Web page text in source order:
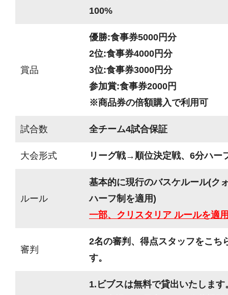
100%
賞品
優勝:食事券5000円分
2位:食事券4000円分
3位:食事券3000円分
参加賞:食事券2000円
※商品券の倍額購入で利用可
試合数 全チーム4試合保証
大会形式 リーグ戦→順位決定戦、6分ハー
ルール
基本的に現行のバスケルール(ク
ハーフ制を適用)
一部、クリスタリア ルールを適
審判
2名の審判、得点スタッフをこち
す。
1.ビブスは無料で貸出いたします